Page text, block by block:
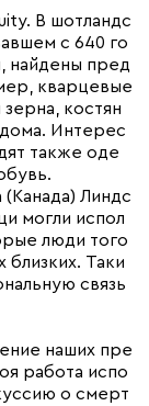
В шотландс
с 640 го
найдены пред
кварцевые
костян
Интерес
также оде
Линдс
могли испол
люди того
Таки
связь
наших пре
работа испо
о смерт